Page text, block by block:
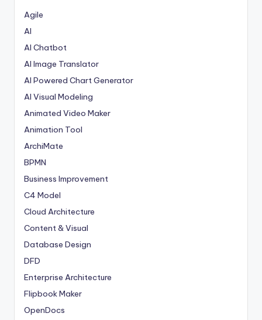
Agile
AI
AI Chatbot
AI Image Translator
AI Powered Chart Generator
AI Visual Modeling
Animated Video Maker
Animation Tool
ArchiMate
BPMN
Business Improvement
C4 Model
Cloud Architecture
Content & Visual
Database Design
DFD
Enterprise Architecture
Flipbook Maker
OpenDocs